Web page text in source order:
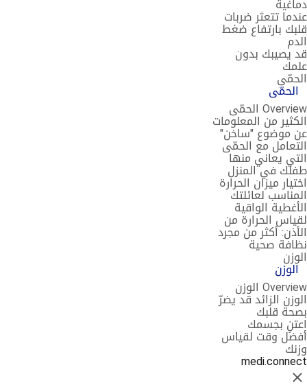
عندما تتعثر ضربات
قلبك بارتفاع ضغط
الدم
قد يصيبك بدون
علمك
الحمّى
الحمّى
Overview الحمّى
الكثير من المعلومات
عن موضوع "ساخن"
التعامل مع الحمّى
التي يعاني منها
طفلك في المنزل
اختيار ميزان الحرارة
المناسب لعائلتك
الأغطية الواقية
لقياس الحرارة من
الأذن: أكثر من مجرد
نظافة صحية
الوزن
الوزن
Overview الوزن
الوزن الزائد قد يضرّ
بصحة قلبك
اعتنِ بجسمك
أفضل وقت لقياس
وزنك
medi.connect
إغلاق